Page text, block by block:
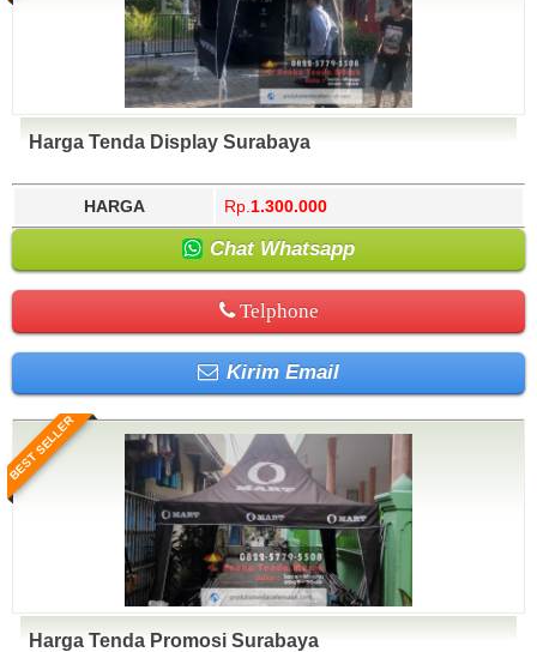
Harga Tenda Display Surabaya
HARGA Rp. 1.300.000
Chat Whatsapp
Telphone
Kirim Email
BEST SELLER
Harga Tenda Promosi Surabaya